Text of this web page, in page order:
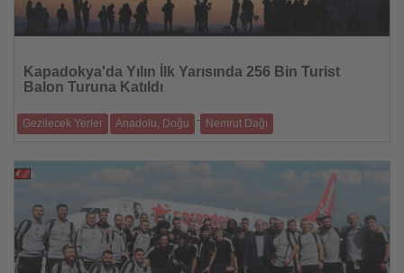
Kapadokya'da Yılın İlk Yarısında 256 Bin Turist
Balon Turuna Katıldı
Gezilecek Yerler Anadolu, Doğu - Nemrut Dağı
ziyaretçi Kapado